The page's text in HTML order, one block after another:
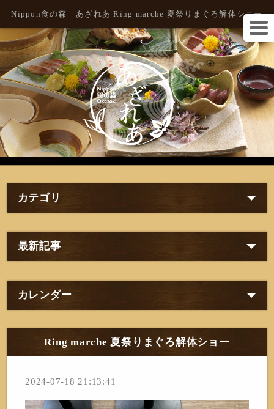
Nippon食の森 あざれあ Ring marche 夏祭りまぐろ解体ショー
カテゴリ
最新記事
カレンダー
Ring marche 夏祭りまぐろ解体ショー
2024-07-18 21:13:41